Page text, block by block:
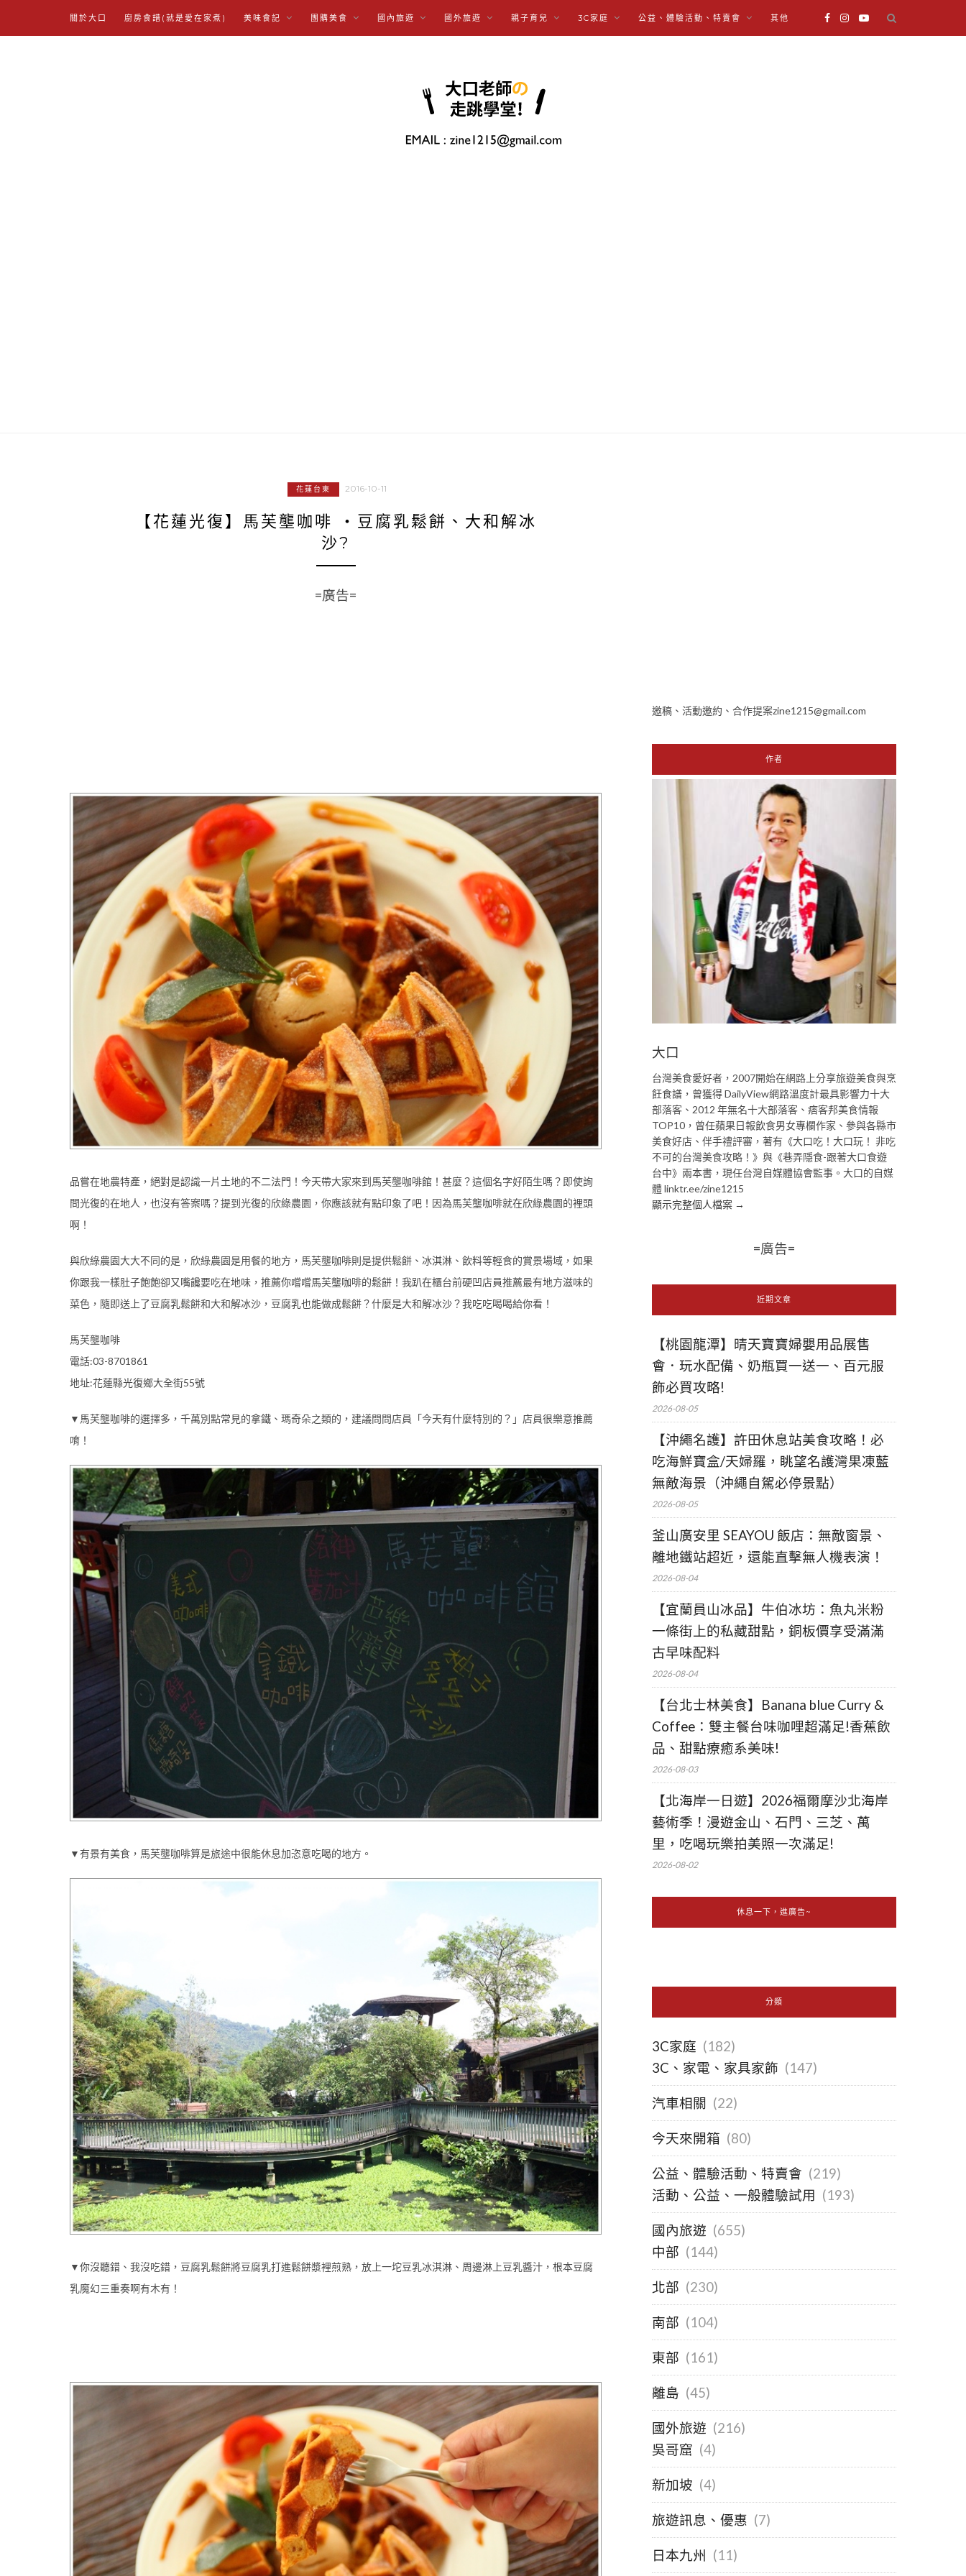
關於大口 廚房食譜(就是愛在家煮) 美味食記 團購美食 國內旅遊 國外旅遊 親子育兒 3C家庭 公益、體驗活動、特賣會 其他
花蓮台東 2016-10-11
【花蓮光復】馬芙壟咖啡 ‧豆腐乳鬆餅、大和解冰
沙?
=廣告=
品嘗在地農特產，絕對是認識一片土地的不二法門！今天帶大家來到馬芙壟咖啡館！甚麼？這個名字好陌生嗎？即使詢
問光復的在地人，也沒有答案嗎？提到光復的欣綠農園，你應該就有點印象了吧！因為馬芙壟咖啡就在欣綠農園的裡頭
啊！
與欣綠農園大大不同的是，欣綠農園是用餐的地方，馬芙壟咖啡則是提供鬆餅、冰淇淋、飲料等輕食的賞景場域，如果
你跟我一樣肚子飽飽卻又嘴饞要吃在地味，推薦你嚐嚐馬芙壟咖啡的鬆餅！我趴在櫃台前硬凹店員推薦最有地方滋味的
菜色，隨即送上了豆腐乳鬆餅和大和解冰沙，豆腐乳也能做成鬆餅？什麼是大和解冰沙？我吃吃喝喝給你看！
馬芙壟咖啡
電話:03-8701861
地址:花蓮縣光復鄉大全街55號
▼馬芙壟咖啡的選擇多，千萬別點常見的拿鐵、瑪奇朵之類的，建議問問店員「今天有什麼特別的？」店員很樂意推薦
唷！
▼有景有美食，馬芙壟咖啡算是旅途中很能休息加恣意吃喝的地方。
▼你沒聽錯、我沒吃錯，豆腐乳鬆餅將豆腐乳打進鬆餅漿裡煎熟，放上一坨豆乳冰淇淋、周邊淋上豆乳醬汁，根本豆腐
乳魔幻三重奏啊有木有！
邀稿、活動邀約、合作提案zine1215@gmail.com
作者
大口
台灣美食愛好者，2007開始在網路上分享旅遊美食與烹
飪食譜，曾獲得 DailyView網路溫度計最具影響力十大
部落客、2012 年無名十大部落客、痞客邦美食情報
TOP10，曾任蘋果日報飲食男女專欄作家、參與各縣市
美食好店、伴手禮評審，著有《大口吃！大口玩！ 非吃
不可的台灣美食攻略！》與《巷弄隱食-跟著大口食遊
台中》兩本書，現任台灣自媒體協會監事。大口的自媒
體 linktr.ee/zine1215
顯示完整個人檔案 →
=廣告=
近期文章
【桃園龍潭】晴天寶寶婦嬰用品展售
會．玩水配備、奶瓶買一送一、百元服
飾必買攻略!
2026-08-05
【沖繩名護】許田休息站美食攻略！必
吃海鮮寶盒/天婦羅，眺望名護灣果凍藍
無敵海景（沖繩自駕必停景點）
2026-08-05
釜山廣安里 SEAYOU 飯店：無敵窗景、
離地鐵站超近，還能直擊無人機表演！
2026-08-04
【宜蘭員山冰品】牛伯冰坊：魚丸米粉
一條街上的私藏甜點，銅板價享受滿滿
古早味配料
2026-08-04
【台北士林美食】Banana blue Curry &
Coffee：雙主餐台味咖哩超滿足!香蕉飲
品、甜點療癒系美味!
2026-08-03
【北海岸一日遊】2026福爾摩沙北海岸
藝術季！漫遊金山、石門、三芝、萬
里，吃喝玩樂拍美照一次滿足!
2026-08-02
休息一下，進廣告~
分類
3C家庭 (182)
3C、家電、家具家飾 (147)
汽車相關 (22)
今天來開箱 (80)
公益、體驗活動、特賣會 (219)
活動、公益、一般體驗試用 (193)
國內旅遊 (655)
中部 (144)
北部 (230)
南部 (104)
東部 (161)
離島 (45)
國外旅遊 (216)
吳哥窟 (4)
新加坡 (4)
旅遊訊息、優惠 (7)
日本九州 (11)